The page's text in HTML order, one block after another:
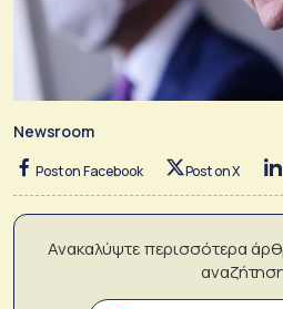
Newsroom
Post on Facebook Post on X
Ανακαλύψτε περισσότερα